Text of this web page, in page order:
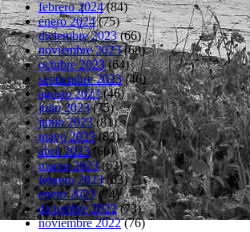
febrero 2024(84)
enero 2024(75)
diciembre 2023(66)
noviembre 2023(68)
octubre 2023(64)
septiembre 2023(46)
agosto 2023(46)
julio 2023(75)
junio 2023(81)
mayo 2023(83)
abril 2023(66)
marzo 2023(62)
febrero 2023(63)
enero 2023(74)
diciembre 2022(73)
noviembre 2022(76)